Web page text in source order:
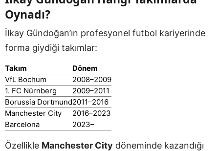
Oynadı?
İlkay Gündoğan’ın profesyonel futbol kariyerinde
forma giydiği takımlar:
Takım
Dönem
VfL Bochum
2008–2009
1. FC Nürnberg
2009–2011
Borussia Dortmund2011–2016
Manchester City
2016–2023
Barcelona
2023–
Özellikle Manchester City döneminde kazandığı